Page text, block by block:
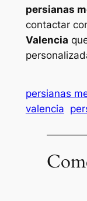
persianas
contactar
Valencia
persianas
valencia